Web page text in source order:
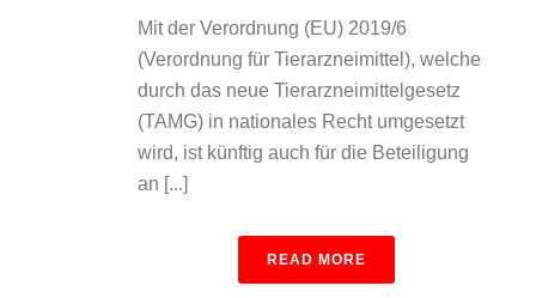
Mit der Verordnung (EU) 2019/6
(Verordnung für Tierarzneimittel), welche
durch das neue Tierarzneimittelgesetz
(TAMG) in nationales Recht umgesetzt
wird, ist künftig auch für die Beteiligung
an [...]
READ MORE